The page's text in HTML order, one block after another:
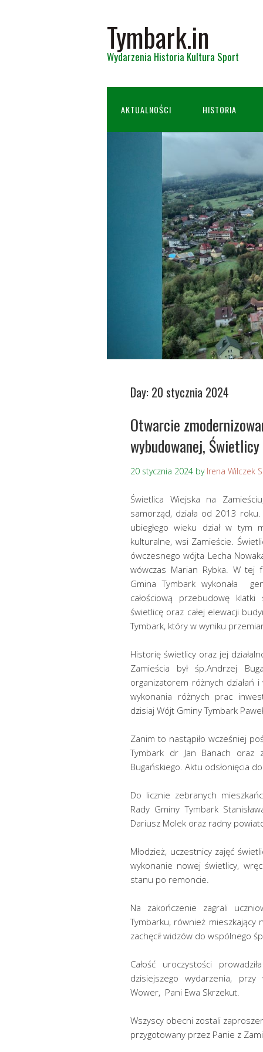
Tymbark.in
Wydarzenia Historia Kultura Sport
AKTUALNOŚCI HISTORIA
Day: 20 stycznia 2024
Otwarcie
wybudowanej,
20 stycznia 2024 by Irena Wilczek
Świetlica Wiejska na
samorząd, działa od 2013
ubiegłego wieku dział w tym
kulturalne, wsi Zamieście.
ówczesnego wójta Lecha
wówczas Marian Rybka. W tej
Gmina Tymbark wykonała
całościową przebudowę
świetlicę oraz całej elewacji
Tymbark, który w wyniku
Historię świetlicy oraz jej
Zamieścia był śp.Andrzej
organizatorem różnych
wykonania różnych prac
dzisiaj Wójt Gminy Tymbark
Zanim to nastąpiło wcześniej
Tymbark dr Jan Banach oraz
Bugańskiego. Aktu odsłonięcia
Do licznie zebranych
Rady Gminy Tymbark
Dariusz Molek oraz radny
Młodzież, uczestnicy zajęć
wykonanie nowej świetlicy,
stanu po remoncie.
Na zakończenie zagrali
Tymbarku, również mieszkający
zachęcił widzów do wspólnego
Całość uroczystości
dzisiejszego wydarzenia, przy
Wower, Pani Ewa Skrzekut.
Wszyscy obecni zostali
przygotowany przez Panie z